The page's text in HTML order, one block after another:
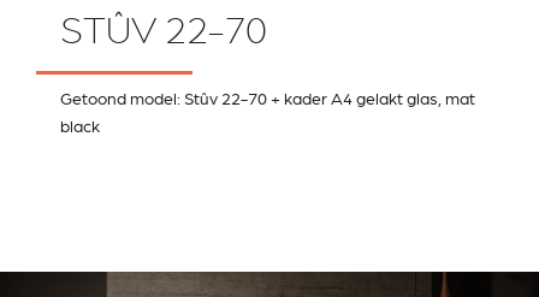
STÛV 22-70
Getoond model: Stûv 22-70 + kader A4 gelakt glas, mat
black